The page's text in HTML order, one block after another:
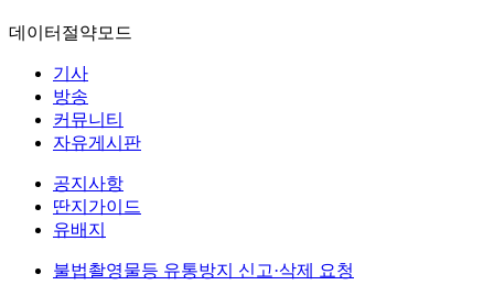
데이터절약모드
기사
방송
커뮤니티
자유게시판
공지사항
딴지가이드
유배지
불법촬영물등 유통방지 신고·삭제 요청